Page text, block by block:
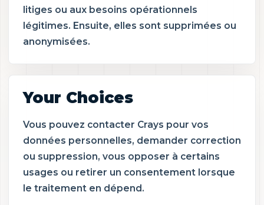
litiges ou aux besoins opérationnels
légitimes. Ensuite, elles sont supprimées ou
anonymisées.
Your Choices
Vous pouvez contacter Crays pour vos
données personnelles, demander correction
ou suppression, vous opposer à certains
usages ou retirer un consentement lorsque
le traitement en dépend.